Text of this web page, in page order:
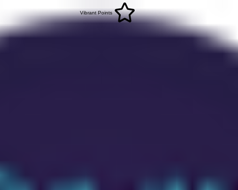
Vibrant Points